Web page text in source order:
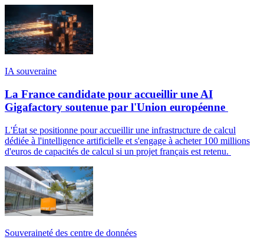
IA souveraine
La France candidate pour accueillir une AI
Gigafactory soutenue par l'Union européenne
L'État se positionne pour accueillir une infrastructure de calcul
dédiée à l'intelligence artificielle et s'engage à acheter 100 millions
d'euros de capacités de calcul si un projet français est retenu.
Souveraineté des centre de données